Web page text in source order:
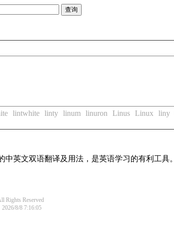
lintwhite linty linum linuron Linus Linux liny
英文双语翻译及用法，是英语学习的有利工具。
Rights Reserved
8/8 7:16:05